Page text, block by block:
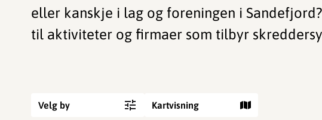
eller kanskje i lag og foreningen i
til aktiviteter og firmaer som tilbyr
Velg by Kartvisning